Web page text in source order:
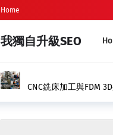
Home
我獨自升級SEO
新生兒命名、